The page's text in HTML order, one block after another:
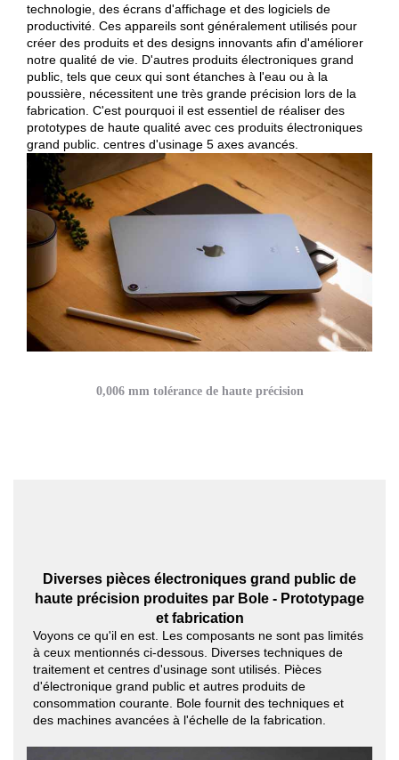
technologie, des écrans d'affichage et des logiciels de
productivité. Ces appareils sont généralement utilisés pour
créer des produits et des designs innovants afin d'améliorer
notre qualité de vie. D'autres produits électroniques grand
public, tels que ceux qui sont étanches à l'eau ou à la
poussière, nécessitent une très grande précision lors de la
fabrication. C'est pourquoi il est essentiel de réaliser des
prototypes de haute qualité avec ces produits électroniques
grand public. centres d'usinage 5 axes avancés
0,006 mm tolérance de haute précision
Diverses pièces électroniques grand public de
haute précision produites par Bole - Prototypage
et fabrication
Voyons ce qu'il en est. Les composants ne sont pas limités
à ceux mentionnés ci-dessous. Diverses techniques de
traitement et centres d'usinage sont utilisés. Pièces
d'électronique grand public et autres produits de
consommation courante. Bole fournit des techniques et
des machines avancées à l'échelle de la fabrication.